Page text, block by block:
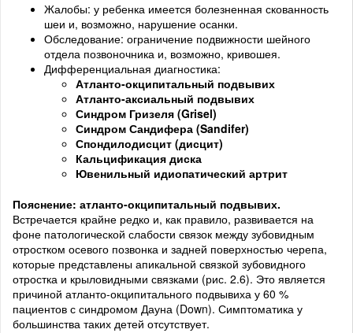
Жалобы: у ребенка имеется болезненная скованность
шеи и, возможно, нарушение осанки.
Обследование: ограничение подвижности шейного
отдела позвоночника и, возможно, кривошея.
Дифференциальная диагностика:
Атланто-окципитальный подвывих
Атланто-аксиальный подвывих
Синдром Гризеля (Grisel)
Синдром Сандифера (Sandifer)
Спондилодисцит (дисцит)
Кальцификация диска
Ювенильный идиопатический артрит
Пояснение: атланто-окципитальный подвывих.
Встречается крайне редко и, как правило, развивается на
фоне патологической слабости связок между зубовидным
отростком осевого позвонка и задней поверхностью черепа,
которые представлены апикальной связкой зубовидного
отростка и крыловидными связками (рис. 2.6). Это является
причиной атланто-окципитального подвывиха у 60 %
пациентов с синдромом Дауна (Down). Симптоматика у
большинства таких детей отсутствует.